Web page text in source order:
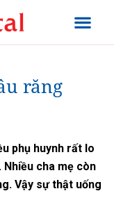
răng
phụ huynh rất lo
cha mẹ còn
Vậy sự thật uống